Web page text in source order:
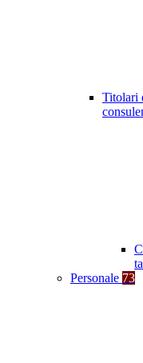
Titolari
Personale 73